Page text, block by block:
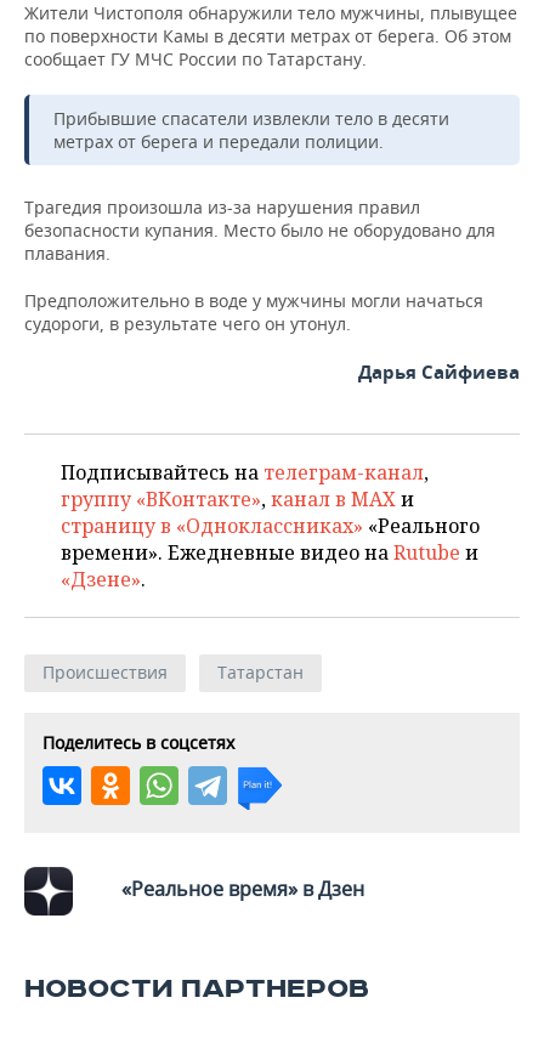
ONLINE-КОНФЕРЕНЦИИ
ХОККЕЙ
ВОЛЕЙБОЛ
ФИГУРНОЕ КАТАНИЕ
ВОДНЫЕ ВИДЫ СПОРТА
ВЛАСТЬ
ИСТОРИЯ
МЕДИЦИНА
ОБРАЗОВАНИЕ
СЮЖЕТЫ
СПИСОК ПЕРСОН
ПОЛНАЯ ВЕРСИЯ
Жители Чистополя обнаружили тело мужчины, плывущее
по поверхности Камы в десяти метрах от берега. Об этом
сообщает ГУ МЧС России по Татарстану.
Прибывшие спасатели извлекли тело в десяти
метрах от берега и передали полиции.
Трагедия произошла из-за нарушения правил
безопасности купания. Место было не оборудовано для
плавания.
Предположительно в воде у мужчины могли начаться
судороги, в результате чего он утонул.
Дарья Сайфиева
Подписывайтесь на телеграм-канал,
группу «ВКонтакте»,канал в MAXи
страницу в «Одноклассниках» «Реального
времени». Ежедневные видео наRutube и
«Дзене».
Происшествия Татарстан
Поделитесь в соцсетях
«Реальное время» в Дзен
НОВОСТИ ПАРТНЕРОВ